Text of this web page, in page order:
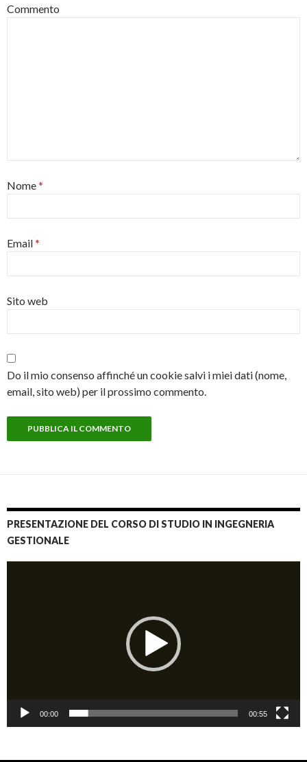
Commento
Nome*
Email*
Sito web
Do il mio consenso affinché un cookie salvi i miei dati (nome,
email, sito web) per il prossimo commento.
PRESENTAZIONE DEL CORSO DI STUDIO IN INGEGNERIA
GESTIONALE
00:00 00:55